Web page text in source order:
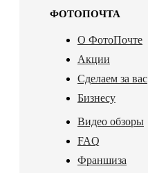
ФОТОПОЧТА
О ФотоПочте
Акции
Сделаем за вас
Бизнесу
Видео обзоры
FAQ
Франшиза